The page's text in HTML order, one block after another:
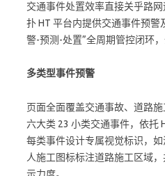
交通事件处置效率直接关乎路
扑 HT 平台内提供交通事件预警
警-预测-处置”全周期管控闭环
多类型事件预警
页面全面覆盖交通事故、道路
六大类 23 小类交通事件，依托
每类事件设计专属视觉标识，
人施工图标标注道路施工区域